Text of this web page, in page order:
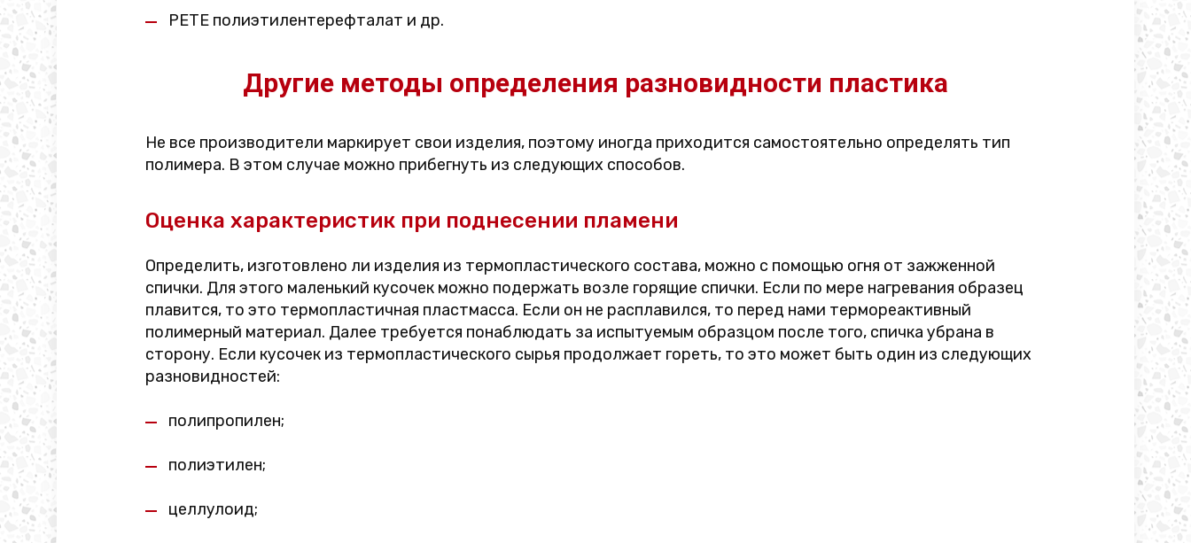
PETE полиэтилентерефталат и др.
Другие методы определения разновидности пластика
Не все производители маркирует свои изделия, поэтому иногда приходится самостоятельно определять тип
полимера. В этом случае можно прибегнуть из следующих способов.
Оценка характеристик при поднесении пламени
Определить, изготовлено ли изделия из термопластического состава, можно с помощью огня от зажженной
спички. Для этого маленький кусочек можно подержать возле горящие спички. Если по мере нагревания образец
плавится, то это термопластичная пластмасса. Если он не расплавился, то перед нами термореактивный
полимерный материал. Далее требуется понаблюдать за испытуемым образцом после того, спичка убрана в
сторону. Если кусочек из термопластического сырья продолжает гореть, то это может быть один из следующих
разновидностей:
полипропилен;
полиэтилен;
целлулоид;